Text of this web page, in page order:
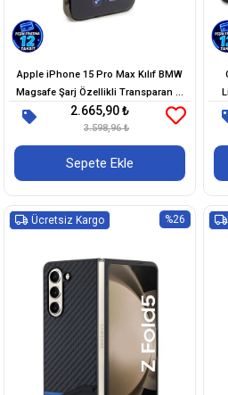
Apple iPhone 15 Pro Max Kılıf BMW
Magsafe Şarj Özellikli Transparan M
Dizayn Orjinal Lisanslı Kapak
2.665,90 ₺
3.598,96 ₺
Sepete Ekle
%26
Ücretsiz Kargo